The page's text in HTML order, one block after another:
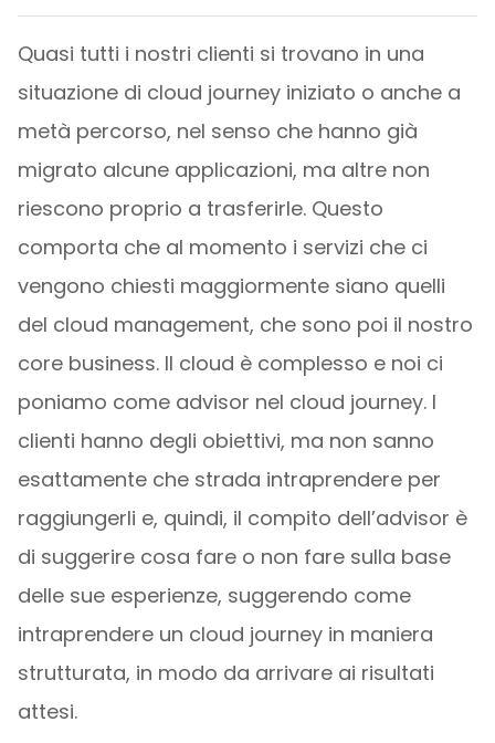
Quasi tutti i nostri clienti si trovano in una
situazione di cloud journey iniziato o anche a
metà percorso, nel senso che hanno già
migrato alcune applicazioni, ma altre non
riescono proprio a trasferirle. Questo
comporta che al momento i servizi che ci
vengono chiesti maggiormente siano quelli
del cloud management, che sono poi il nostro
core business. Il cloud è complesso e noi ci
poniamo come advisor nel cloud journey. I
clienti hanno degli obiettivi, ma non sanno
esattamente che strada intraprendere per
raggiungerli e, quindi, il compito dell’advisor è
di suggerire cosa fare o non fare sulla base
delle sue esperienze, suggerendo come
intraprendere un cloud journey in maniera
strutturata, in modo da arrivare ai risultati
attesi.